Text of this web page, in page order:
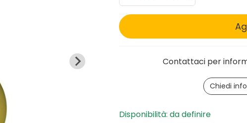
Contattaci per
Chiedi
Disponibilità: da definire